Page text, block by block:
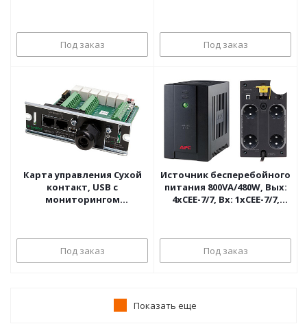
Под заказ Под заказ
Карта управления Сухой
контакт, USB с
мониторингом
SmartSlot Card
Под заказ
Источник бесперебойного
питания 800VA/480W, Вых:
4хCEE-7/7, Вх: 1хCEE-7/7,
Под заказ
Показать еще